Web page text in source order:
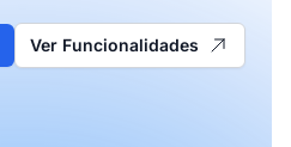
Ver Funcionalidades